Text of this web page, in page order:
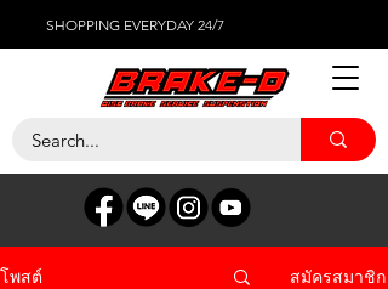
SHOPPING EVERYDAY 24/7
โพสต์ สมัครสมาชิก